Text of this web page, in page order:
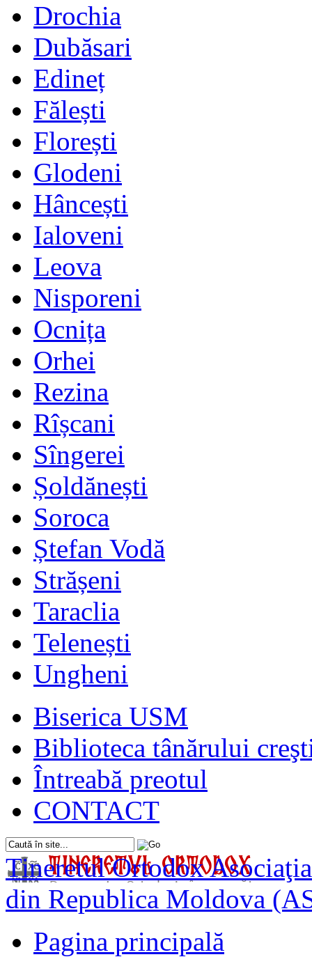
Drochia
Dubăsari
Edineț
Fălești
Florești
Glodeni
Hâncești
Ialoveni
Leova
Nisporeni
Ocnița
Orhei
Rezina
Rîșcani
Sîngerei
Șoldănești
Soroca
Ștefan Vodă
Strășeni
Taraclia
Telenești
Ungheni
Biserica USM
Biblioteca tânărului
Întreabă preotul
CONTACT
Tineretul Ortodox
din Republica Moldova
Pagina principală